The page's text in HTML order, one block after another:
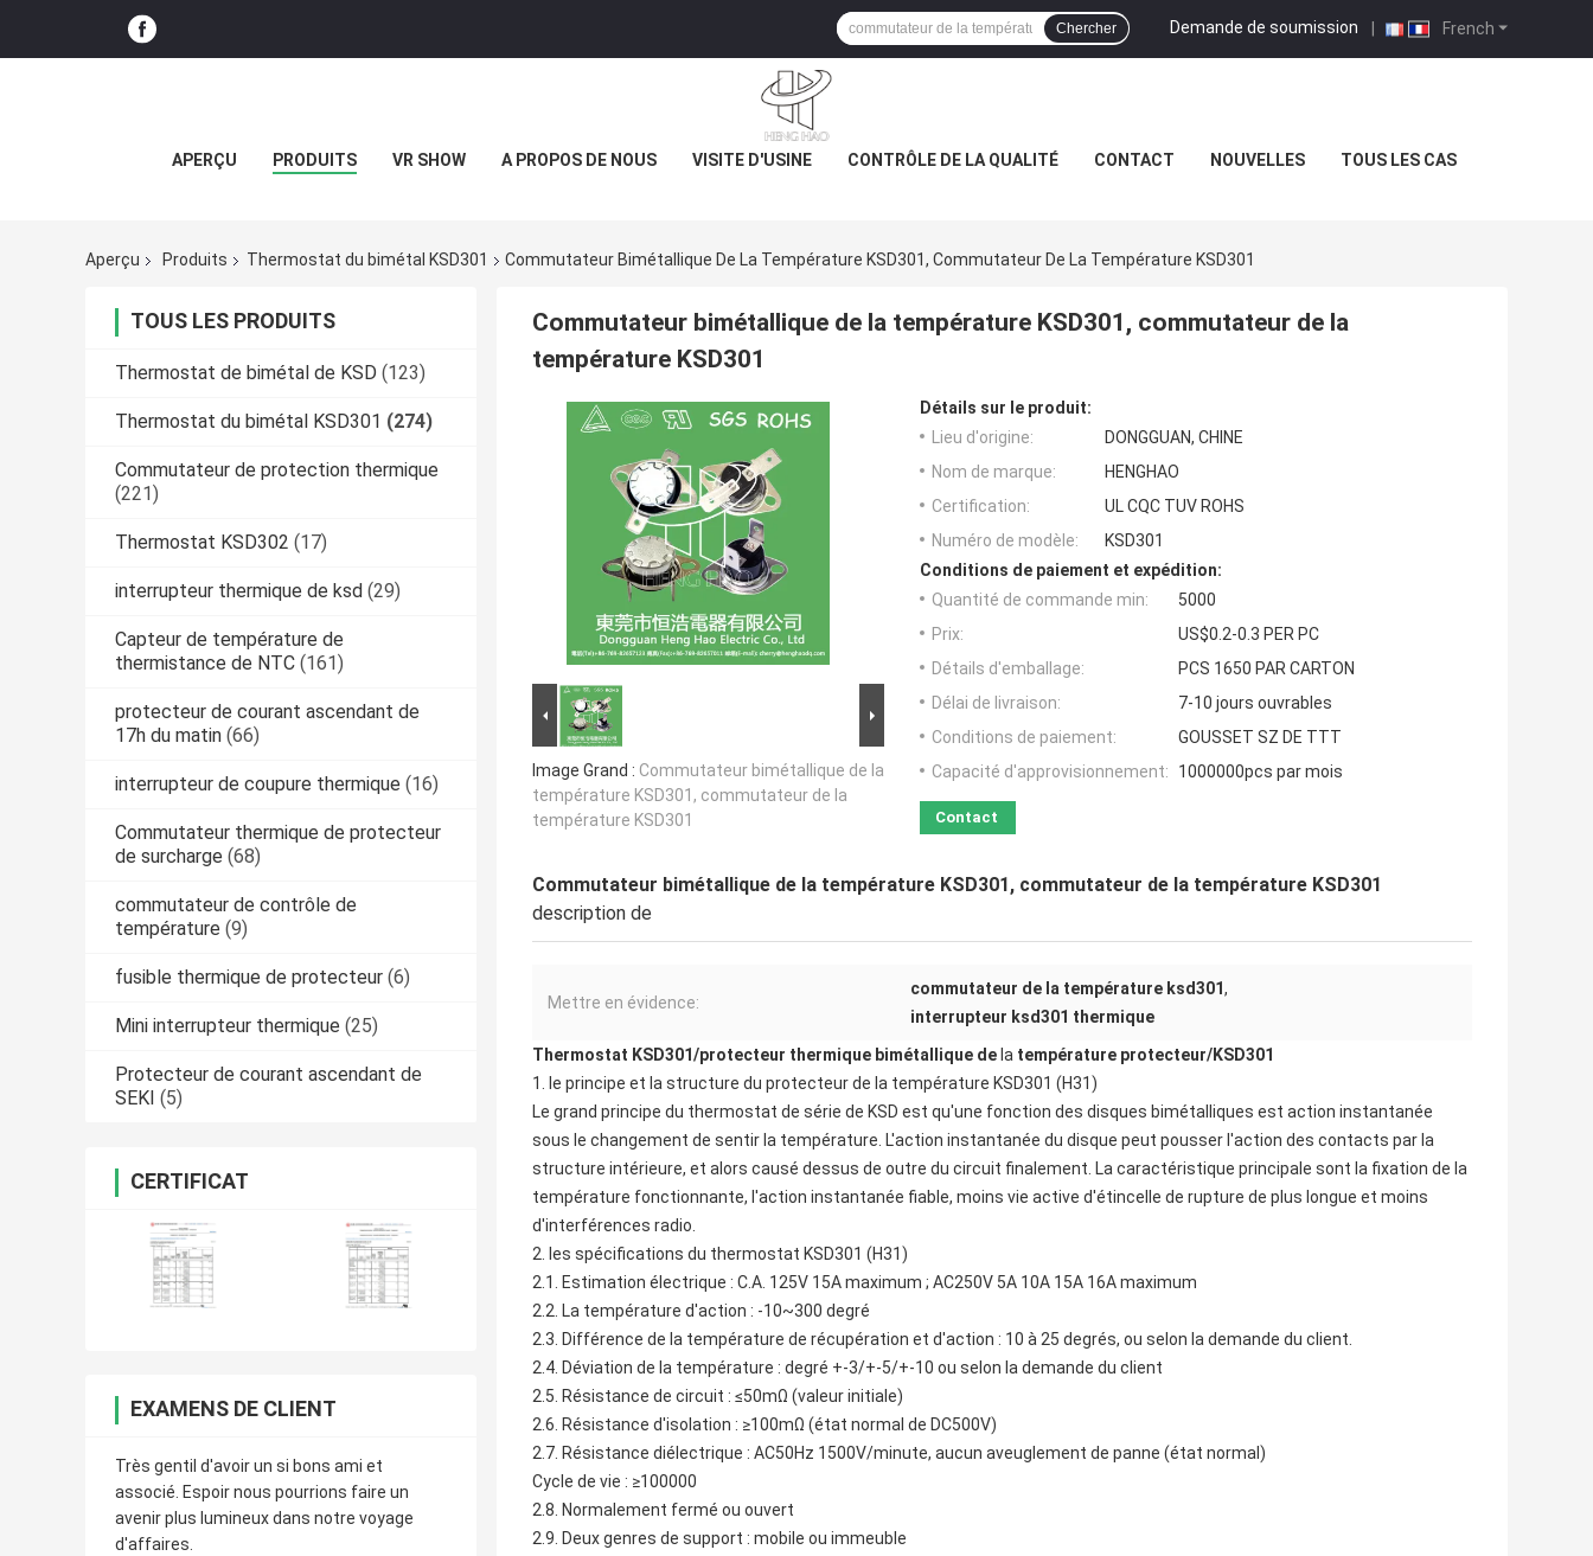
French
Demande de soumission |
Chercher
APERÇU PRODUITS VR SHOW A PROPOS DE NOUS VISITE D'USINE CONTRÔLE DE LA QUALITÉ CONTACT NOUVELLES TOUS LES CAS
Aperçu Produits Thermostat du bimétal KSD301 Commutateur Bimétallique De La Température KSD301, Commutateur De La Température KSD301
TOUS LES PRODUITS
Thermostat de bimétal de KSD (123)
Thermostat du bimétal KSD301 (274)
Commutateur de protection thermique
(221)
Thermostat KSD302 (17)
interrupteur thermique de ksd (29)
Capteur de température de
thermistance de NTC (161)
protecteur de courant ascendant de
17h du matin (66)
interrupteur de coupure thermique (16)
Commutateur thermique de protecteur
de surcharge (68)
commutateur de contrôle de
température (9)
fusible thermique de protecteur (6)
Mini interrupteur thermique (25)
Protecteur de courant ascendant de
SEKI (5)
CERTIFICAT
EXAMENS DE CLIENT
Très gentil d'avoir un si bons ami et
associé. Espoir nous pourrions faire un
avenir plus lumineux dans notre voyage
d'affaires.
Commutateur bimétallique de la température KSD301, commutateur de la
température KSD301
Image Grand : Commutateur bimétallique de la
température KSD301, commutateur de la
température KSD301
Détails sur le produit:
Lieu d'origine:
DONGGUAN, CHINE
Nom de marque:
HENGHAO
Certification:
UL CQC TUV ROHS
Numéro de modèle:
KSD301
Conditions de paiement et expédition:
Quantité de commande min:
5000
Prix:
US$0.2-0.3 PER PC
Détails d'emballage:
PCS 1650 PAR CARTON
Délai de livraison:
7-10 jours ouvrables
Conditions de paiement:
GOUSSET SZ DE TTT
Capacité d'approvisionnement:
1000000pcs par mois
Contact
Commutateur bimétallique de la température KSD301, commutateur de la température KSD301
description de
Mettre en évidence:
commutateur de la température ksd301,
interrupteur ksd301 thermique
Thermostat KSD301/protecteur thermique bimétallique de la température protecteur/KSD301
1. le principe et lastructure du protecteur de la température KSD301 (H31)
Le grand principe du thermostat de série de KSD est qu'une fonction des disques bimétalliques est action instantanée
sous le changement de sentir la température. L'action instantanée du disque peut pousser l'action des contacts par la
structure intérieure, et alors causé dessus de outre du circuit finalement. La caractéristique principale sont la fixation de la
température fonctionnante, l'action instantanée fiable, moins vie active d'étincelle de rupture de plus longue et moins
d'interférences radio.
2. les spécifications du thermostat KSD301 (H31)
2.1. Estimation électrique : C.A. 125V 15A maximum ; AC250V 5A 10A 15A 16A maximum
2.2. La température d'action : -10~300 degré
2.3. Différence de la température de récupération et d'action : 10 à 25 degrés, ou selon la demande du client.
2.4. Déviation de la température : degré +-3/+-5/+-10 ou selon la demande du client
2.5. Résistance de circuit : ≤50mΩ (valeur initiale)
2.6. Résistance d'isolation : ≥100mΩ (état normal de DC500V)
2.7. Résistance diélectrique : AC50Hz 1500V/minute, aucun aveuglement de panne (état normal)
Cycle de vie : ≥100000
2.8. Normalement fermé ou ouvert
2.9. Deux genres de support : mobile ou immeuble